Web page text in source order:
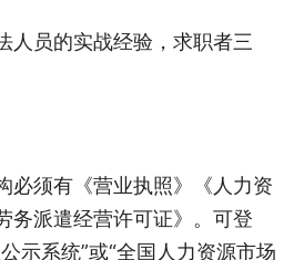
人员的实战经验，求职者三
必须有《营业执照》《人力资
务派遣经营许可证》。可登
示系统”或“全国人力资源市场